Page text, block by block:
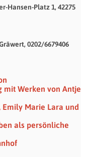
Platz 1, 42275
0202/6679406
mit Werken von Antje
Marie Lara und
als persönliche